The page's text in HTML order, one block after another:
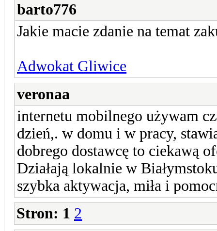
barto776
Jakie macie zdanie na temat
Adwokat Gliwice
veronaa
internetu mobilnego używam
dzień,. w domu i w pracy,
dobrego dostawcę to ciekawą
Działają lokalnie w
szybka aktywacja, miła i
Stron: 1 2